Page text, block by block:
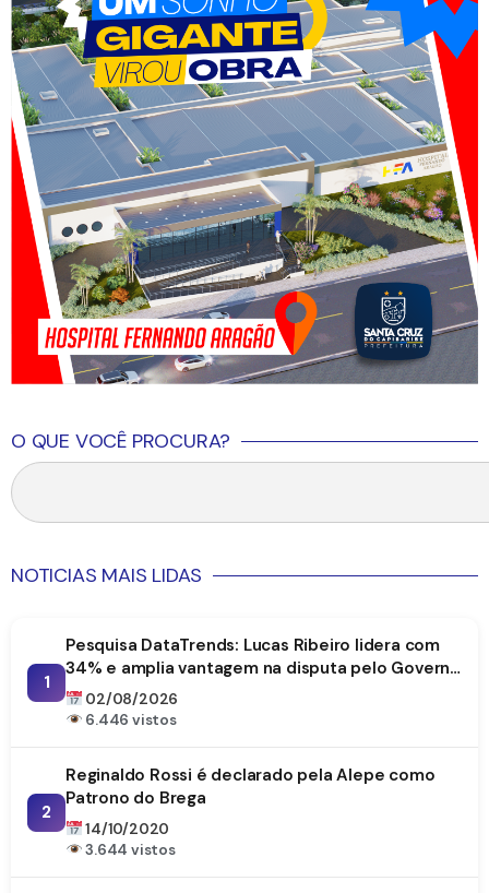
O QUE VOCÊ PROCURA?
NOTICIAS MAIS LIDAS
1
Pesquisa DataTrends: Lucas Ribeiro lidera com
34% e amplia vantagem na disputa pelo Governo
da Paraíba
02/08/2026
6.446 vistos
2
Reginaldo Rossi é declarado pela Alepe como
Patrono do Brega
14/10/2020
3.644 vistos